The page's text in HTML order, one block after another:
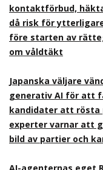
kontaktförbud,
då risk för
före starten av
om våldtäkt
Japanska väljare
generativ AI för att
kandidater att rösta
experter varnar att
bild av partier och